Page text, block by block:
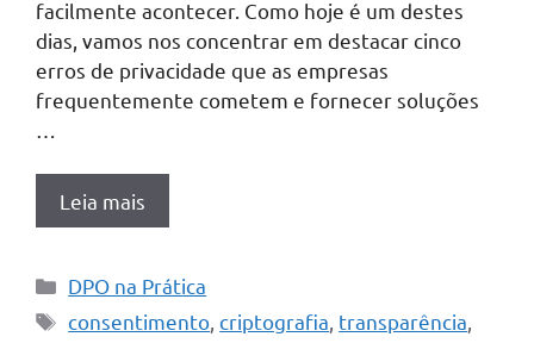
facilmente acontecer. Como hoje é um destes
dias, vamos nos concentrar em destacar cinco
erros de privacidade que as empresas
frequentemente cometem e fornecer soluções
Leia mais
Categorias
DPO na Prática
Tags
consentimento ,criptografia transparência